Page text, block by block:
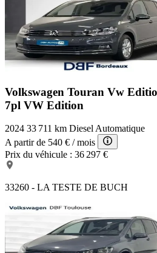
Volkswagen Touran Vw
7pl VW Edition
2024 33 711 km Diesel Automatique
A partir de 540 € / mois
Prix du véhicule : 36 297 €
33260 - LA TESTE DE BUCH